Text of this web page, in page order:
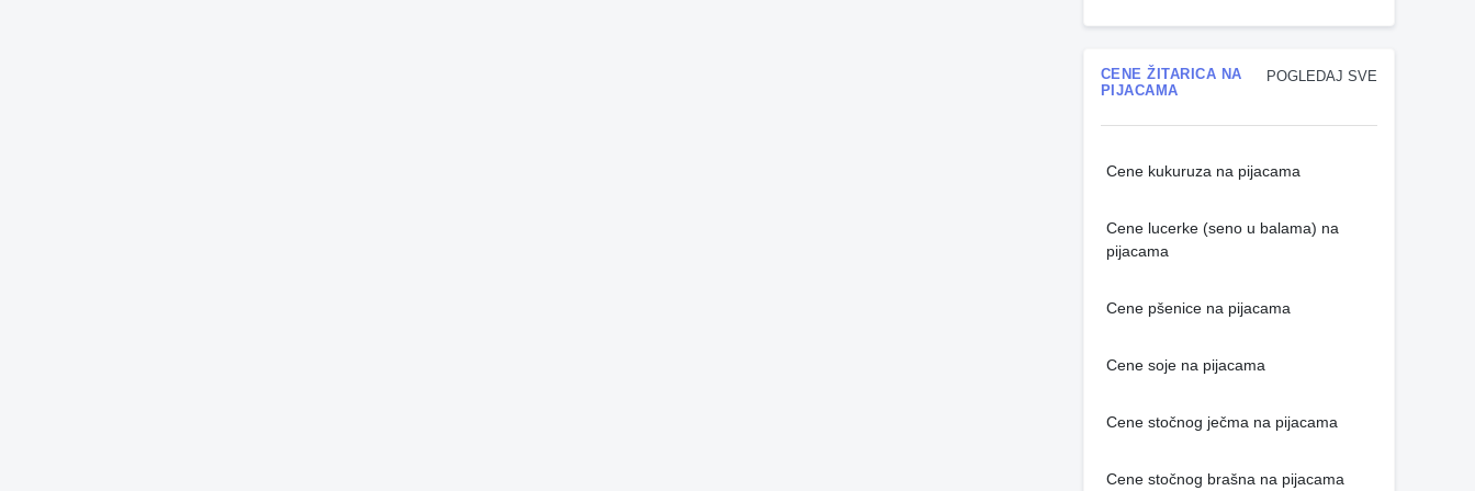
POGLEDAJ SVE
CENE ŽITARICA NA
PIJACAMA
Cene kukuruza na pijacama
Cene lucerke (seno u balama) na
pijacama
Cene pšenice na pijacama
Cene soje na pijacama
Cene stočnog ječma na pijacama
Cene stočnog brašna na pijacama